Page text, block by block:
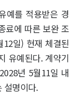
예를 적용받은 경
료에 따른 보완 조
일) 현재 체결된
유예된다. 계약기
년 5월11일 내
설명이다.